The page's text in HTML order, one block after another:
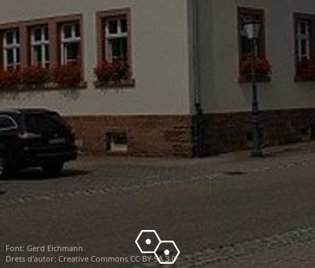
Font: Gerd Eichmann
Drets d'autor: Creative Commons CC BY-SA 3.0